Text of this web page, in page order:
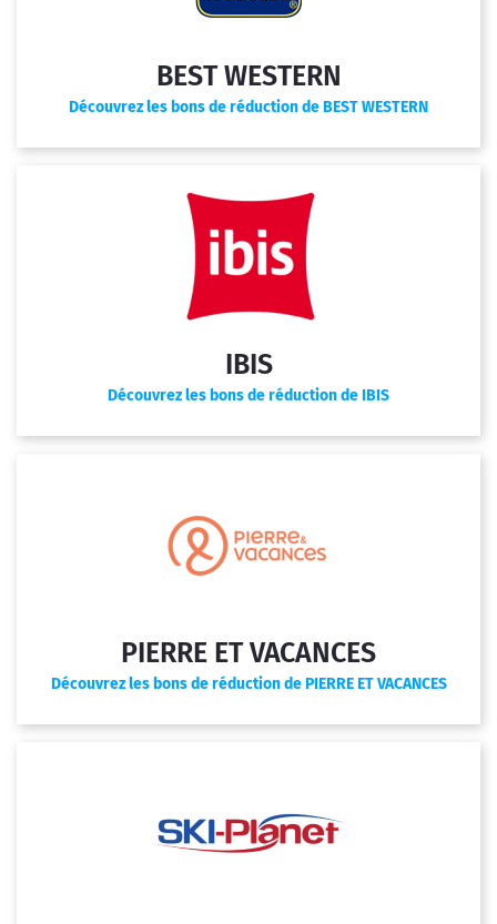
BEST WESTERN
Découvrez les bons de réduction de BEST WESTERN
IBIS
Découvrez les bons de réduction de IBIS
PIERRE ET VACANCES
Découvrez les bons de réduction de PIERRE ET VACANCES